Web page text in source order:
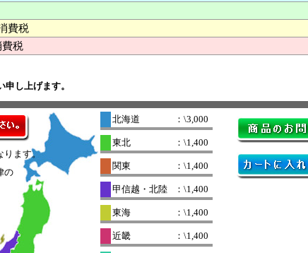
費税
費税
し上げます。
ります。
の
北海道 ：\3,000
東北 ：\1,400
関東 ：\1,400
甲信越・北陸 ：\1,400
東海 ：\1,400
近畿 ：\1,400